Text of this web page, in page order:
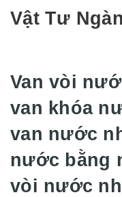
Vật Tư
Van vòi
van khóa
van nước
nước bằng
vòi nước